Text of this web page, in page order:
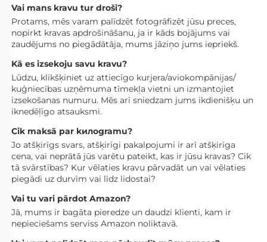
Vai mans kravu tur droši?
Protams, mēs varam palīdzēt fotogrāfizēt jūsu preces,
nopirkt kravas apdrošināšanu, ja ir kāds bojājums vai
zaudējums no piegādātāja, mums jāziņo jums iepriekš.
Kā es izsekoju savu kravu?
Lūdzu, klikšķiniet uz attiecīgo kurjera/aviokompānijas/
kuģniecības uzņēmuma tīmekļa vietni un izmantojiet
izsekošanas numuru. Mēs arī sniedzam jums ikdienišķu un
iknedēļīgo atsauksmi.
Cik maksā par kилogramu?
Jo atšķirīgs svars, atšķirīgi pakalpojumi ir arī atšķirīga
cena, vai neprātā jūs varētu pateikt, kas ir jūsu kravas? Cik
tā svārstības? Kur vēlaties kravu pārvadāt un vai vēlaties
piegādi uz durvīm vai līdz lidostai?
Vai tu vari pārdot Amazon?
Jā, mums ir bagāta pieredze un daudzi klienti, kam ir
nepieciešams serviss Amazon noliktavā.